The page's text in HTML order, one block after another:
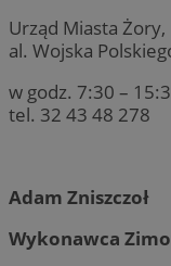
Urząd Miasta Żory,
al. Wojska
w godz. 7:30 –
tel. 32 43 48 278
Adam Zniszczoł
Wykonawca